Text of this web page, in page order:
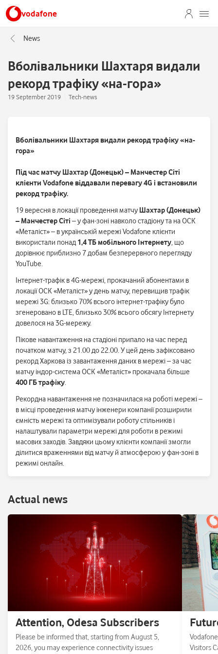
vodafone
News
Вболівальники Шахтаря видали
рекорд трафіку «на-гора»
19 September 2019 Tech-news
Вболівальники Шахтаря видали рекорд трафіку «на-
гора»
Під час матчу Шахтар (Донецьк) – Манчестер Сіті
клієнти Vodafone віддавали перевагу 4G і встановили
рекорд трафіку.
19 вересня в локації проведення матчу Шахтар (Донецьк)
– Манчестер Сіті – у фан-зоні навколо стадіону та на ОСК
«Металіст» – в українській мережі Vodafone клієнти
використали понад 1,4 ТБ мобільного Інтернету , що
дорівнює приблизно 7 добам безперервного перегляду
YouTube.
Інтернет-трафік в 4G-мережі, прокачаний абонентами в
локації ОСК «Металіст» у день матчу, перевищив трафік
мережі 3G: близько 70% всього інтернет-трафіку було
згенеровано в LTE, близько 30% всього обсягу Інтернету
довелося на 3G-мережу.
Пікове навантаження на стадіоні припало на час перед
початком матчу, з 21.00 до 22.00. У цей день зафіксовано
рекорд Харкова із завантаження даних в мережі – за час
матчу індор-система ОСК «Металіст» прокачала більше
400 ГБ трафіку
Рекордна навантаження не позначилася на роботі мережі –
в місці проведення матчу інженери компанії розширили
ємність мережі та оптимізували роботу стільників і
налаштували параметри мережі для роботи в режимі
масових заходів. Завдяки цьому клієнти компанії змогли
ділитися враженнями від матчу й атмосферою у фан-зоні в
режимі онлайн.
Аctual news
Attention, Odesa Subscribers
Please be informed that, starting from August 5,
2026, you may experience connectivity issues
Visitors